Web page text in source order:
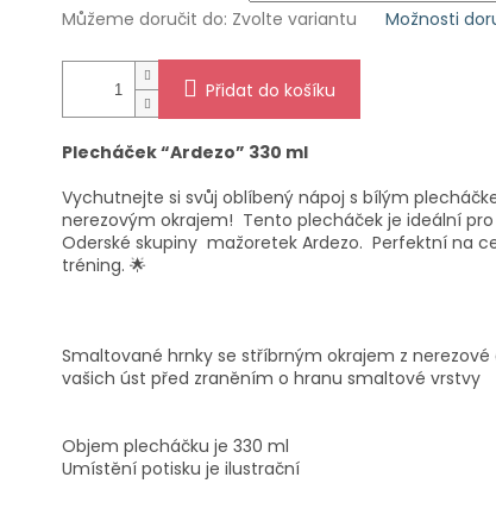
Můžeme doručit do: Zvolte variantu Možnosti
Přidat do košíku
Plecháček “Ardezo” 330 ml
Vychutnejte si svůj oblíbený nápoj s bílým
nerezovým okrajem! Tento plecháček je ideální
Oderské skupiny mažoretek Ardezo. Perfektní na
tréning. 🌟
Smaltované hrnky se stříbrným okrajem z
vašich úst před zraněním o hranu smaltové vrstvy
Objem plecháčku je 330 ml
Umístění potisku je ilustrační